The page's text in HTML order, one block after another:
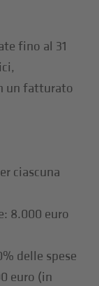
fino al 31
un fatturato
ciascuna
8.000 euro
delle spese
euro (in